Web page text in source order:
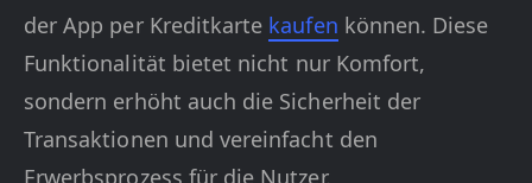
der App per Kreditkarte kaufen können. Diese
Funktionalität bietet nicht nur Komfort,
sondern erhöht auch die Sicherheit der
Transaktionen und vereinfacht den
Erwerbsprozess für die Nutzer.